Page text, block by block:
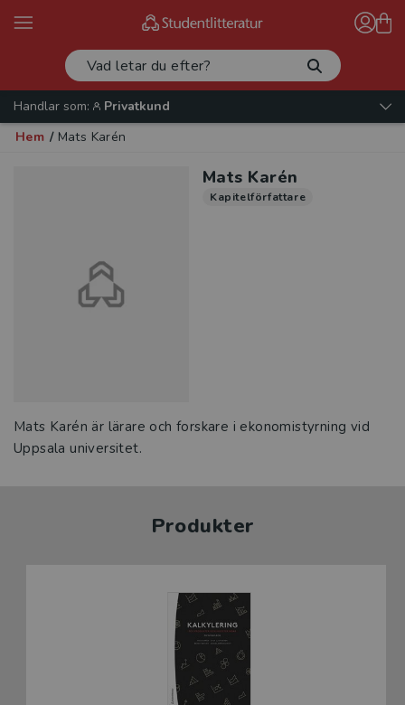
Handlar som:
Privatkund
Hem / Mats Karén
Mats Karén
Kapitelförfattare
Mats Karén är lärare och forskare i ekonomistyrning vid
Uppsala universitet.
Produkter